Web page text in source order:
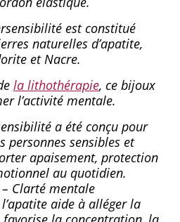
est constitué
naturelles d’apatite,
et Nacre.
la lithothérapie, ce bijoux
l’activité mentale.
a été conçu pour
personnes sensibles et
apaisement, protection
au quotidien.
– Clarté mentale
aide à alléger la